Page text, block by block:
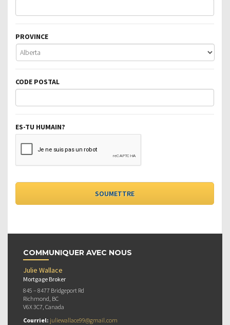
PROVINCE
CODE POSTAL
ES-TU HUMAIN?
COMMUNIQUER AVEC NOUS
Julie Wallace
Mortgage Broker
845 – 8477 Bridgeport Rd
Richmond, BC
V6X 3C7, Canada
Courriel: juliewallace99@gmail.com